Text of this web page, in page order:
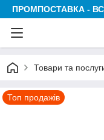
ПРОМПОСТАВКА -
Товари та
Топ продажів